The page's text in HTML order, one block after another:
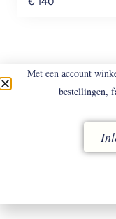
vóór
Met een account
bestellingen,